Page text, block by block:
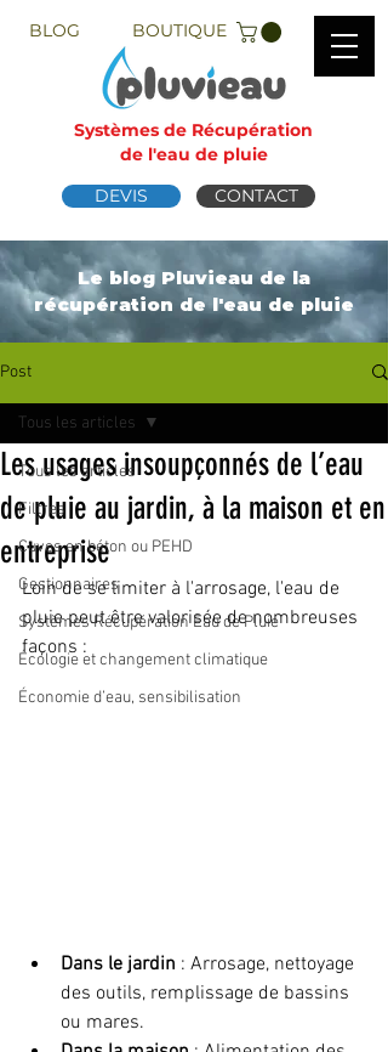
BLOG BOUTIQUE
Systèmes de Récupération
de l'eau de pluie
DEVIS
CONTACT
Le blog Pluvieau de la
récupération de l'eau de pluie
Post
Tous les articles
Filtres
Cuves en béton ou PEHD
Gestionnaires
Systèmes Récupération Eau de Pluie
Écologie et changement climatique
Économie d’eau, sensibilisation
Tous les articles
Les usages insoupçonnés de l’eau
de pluie au jardin, à la maison et en
entreprise
Loin de se limiter à l'arrosage, l'eau de
pluie peut être valorisée de nombreuses
façons :
Dans le jardin : Arrosage, nettoyage
des outils, remplissage de bassins
ou mares.